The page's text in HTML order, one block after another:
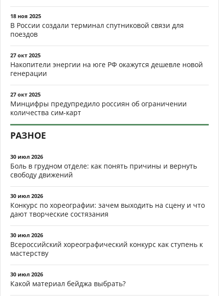
18 ноя 2025
В России создали терминал спутниковой связи для
поездов
27 окт 2025
Накопители энергии на юге РФ окажутся дешевле новой
генерации
27 окт 2025
Минцифры предупредило россиян об ограничении
количества сим-карт
РАЗНОЕ
30 июл 2026
Боль в грудном отделе: как понять причины и вернуть
свободу движений
30 июл 2026
Конкурс по хореографии: зачем выходить на сцену и что
дают творческие состязания
30 июл 2026
Всероссийский хореографический конкурс как ступень к
мастерству
30 июл 2026
Какой материал бейджа выбрать?